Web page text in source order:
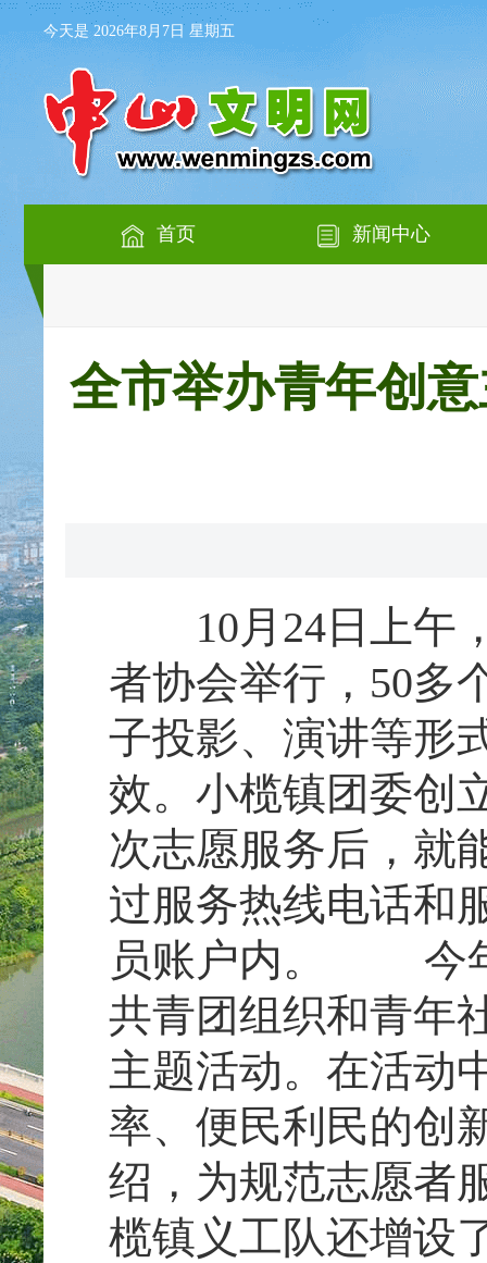
今天是 2026年8月7日 星期五
首页 新闻中心
全市举办青年创
10月24日上午，
者协会举行，50多
子投影、演讲等形
效。小榄镇团委创
次志愿服务后，就
过服务热线电话和
员账户内。 今年
共青团组织和青年
主题活动。在活动
率、便民利民的创
绍，为规范志愿者
榄镇义工队还增设